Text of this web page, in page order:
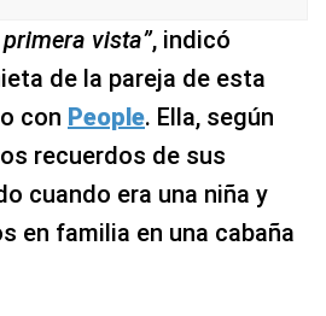
vista”, indicó
de la pareja de esta
con People. Ella, según
recuerdos de sus
cuando era una niña y
en familia en una cabaña